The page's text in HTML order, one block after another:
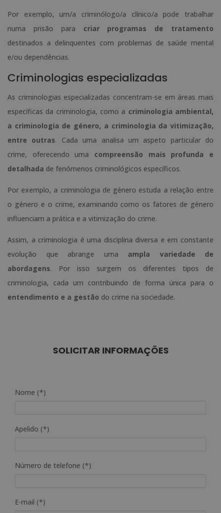
Por exemplo, um/a criminólogo/a clínico/a pode trabalhar
numa prisão para criar programas de tratamento
destinados a delinquentes com problemas de saúde mental
e/ou dependências.
Criminologias especializadas
As criminologias especializadas concentram-se em áreas mais
específicas da criminologia, como a criminologia ambiental,
a criminologia de género, a criminologia da vitimização,
entre outras. Cada uma analisa um aspeto particular do
crime, oferecendo uma compreensão mais profunda e
detalhada de fenómenos criminológicos específicos.
Por exemplo, a criminologia de género estuda a relação entre
o género e o crime, examinando como os fatores de género
influenciam a prática e a vitimização do crime.
Assim, a criminologia é uma disciplina diversa e em constante
evolução que abrange uma ampla variedade de
abordagens. Por isso surgem os diferentes tipos de
criminologia, cada um contribuindo de forma única para o
entendimento e a gestão do crime na sociedade.
SOLICITAR INFORMAÇÕES
Nome (*)
Apelido (*)
Número de telefone (*)
E-mail (*)